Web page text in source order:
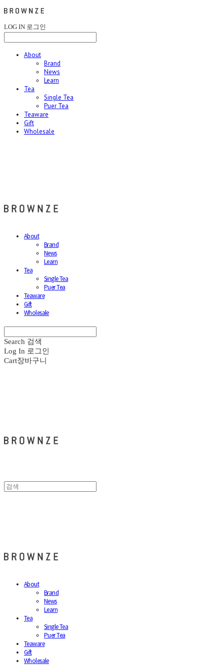
LOG IN 로그인
About
Brand
News
Learn
Tea
Single Tea
Puer Tea
Teaware
Gift
Wholesale
About
Brand
News
Learn
Tea
Single Tea
Puer Tea
Teaware
Gift
Wholesale
Search 검색
Log In 로그인
Cart장바구니
About
Brand
News
Learn
Tea
Single Tea
Puer Tea
Teaware
Gift
Wholesale